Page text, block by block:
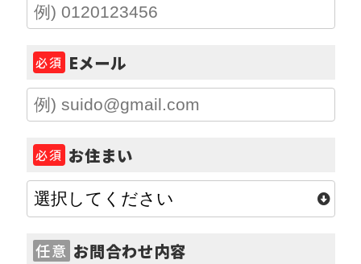
Eメール
必須
お住まい
必須
お問合わせ内容
任意